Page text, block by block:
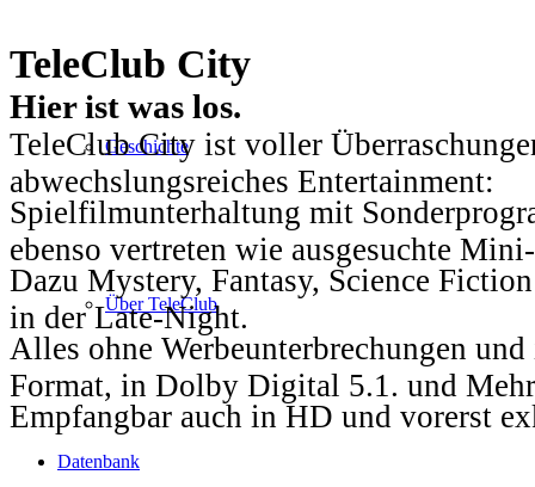
Geschichte
Über TeleClub
Datenbank
TeleClub City
Hier ist was los.
TeleClub City ist voller
abwechslungsreiches Entertainment:
Spielfilmunterhaltung mit
ebenso vertreten wie ausgesuchte
Dazu Mystery, Fantasy, Science
in der Late-Night.
Alles ohne Werbeunterbrechungen
Format, in Dolby Digital 5.1. und
Empfangbar auch in HD und vorerst